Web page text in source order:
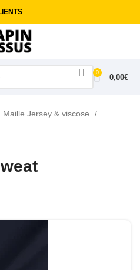
0
0,00€
Maille Jersey & viscose